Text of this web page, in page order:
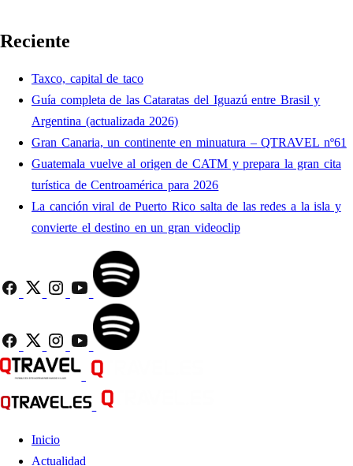
Reciente
Taxco, capital de taco
Guía completa de las Cataratas del Iguazú entre Brasil y
Argentina (actualizada 2026)
Gran Canaria, un continente en minuatura – QTRAVEL nº61
Guatemala vuelve al origen de CATM y prepara la gran cita
turística de Centroamérica para 2026
La canción viral de Puerto Rico salta de las redes a la isla y
convierte el destino en un gran videoclip
Inicio
Actualidad